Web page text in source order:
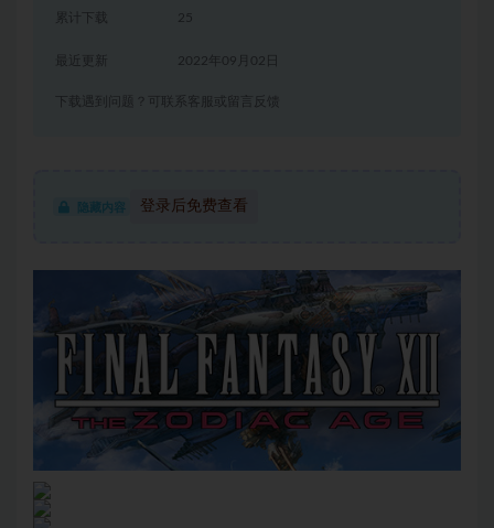
累计下载 25
2022年09月02日
下载遇到问题？可联系客服或留言反馈
隐藏内容 登录后免费查看